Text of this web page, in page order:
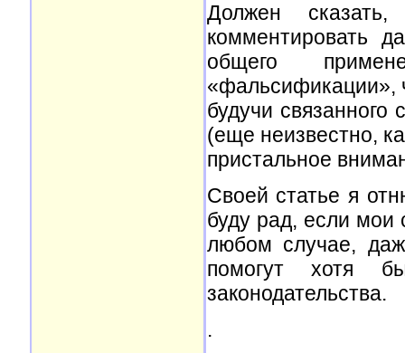
Должен
комментировать
общего
«фальсификации»,
будучи
(еще неизвестно,
пристальное
Своей статье я
буду рад, если мои
любом случае,
помогут хотя
законодательства.
.